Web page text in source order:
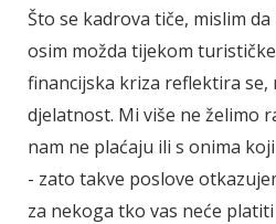
Što se kadrova tiče, mislim
osim možda tijekom turističke
financijska kriza reflektira se,
djelatnost. Mi više ne želimo
nam ne plaćaju ili s onima
- zato takve poslove
za nekoga tko vas neće